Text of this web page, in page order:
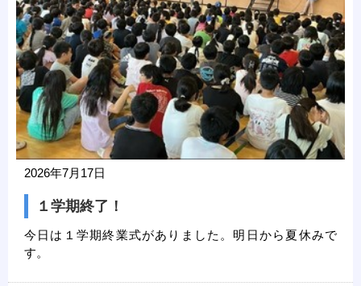
2026年7月17日
１学期終了！
今日は１学期終業式がありました。明日から夏休みで
す。